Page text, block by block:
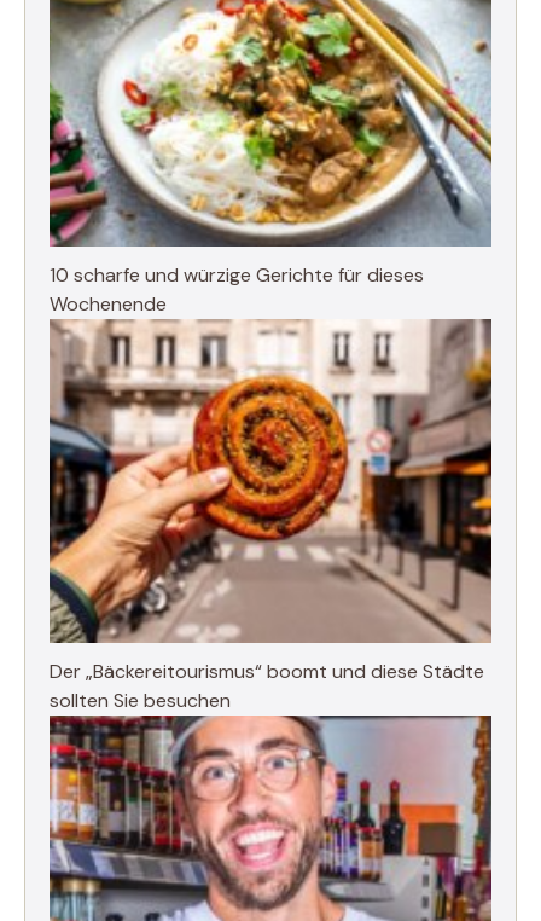
10 scharfe und würzige Gerichte für dieses
Wochenende
Der „Bäckereitourismus“ boomt und diese Städte
sollten Sie besuchen